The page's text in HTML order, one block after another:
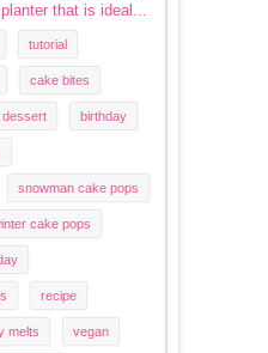
that is ideal...
tutorial
cake bites
dessert birthday
snowman cake pops
cake pops
recipe
melts vegan